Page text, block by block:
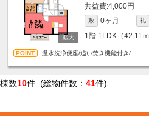
4,000円
敷 0ヶ月 礼
1階 1LDK（42.11ｍ
温水洗浄便座/追い焚き機能付き/
棟数10件 (総物件数： 41件)